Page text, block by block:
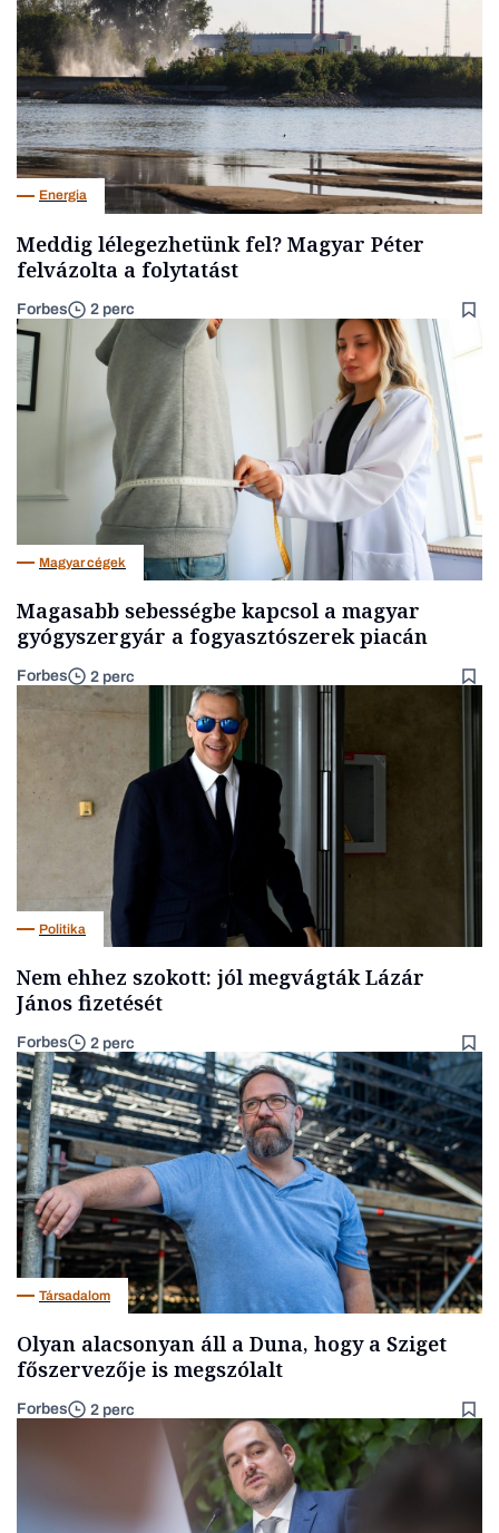
Energia
Meddig lélegezhetünk fel? Magyar Péter
felvázolta a folytatást
Forbes 2 perc
Magyar cégek
Magasabb sebességbe kapcsol a magyar
gyógyszergyár a fogyasztószerek piacán
Forbes 2 perc
Politika
Nem ehhez szokott: jól megvágták Lázár
János fizetését
Forbes 2 perc
Társadalom
Olyan alacsonyan áll a Duna, hogy a Sziget
főszervezője is megszólalt
Forbes 2 perc